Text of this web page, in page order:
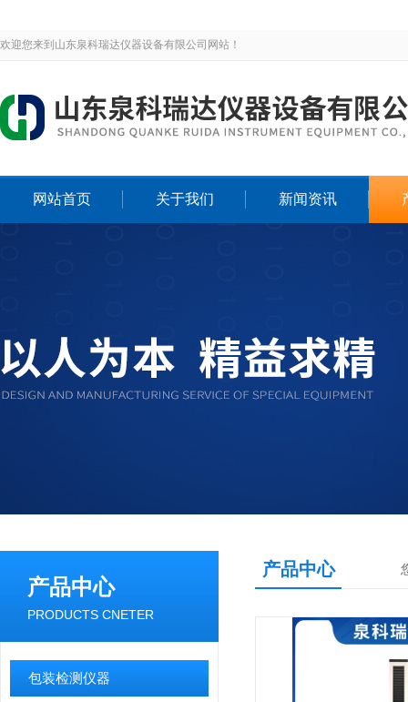
欢迎您来到山东泉科瑞达仪器设备有限公司网站！
网站首页 关于我们 新闻资讯
产品中心
PRODUCTS CNETER
包装检测仪器
产品中心